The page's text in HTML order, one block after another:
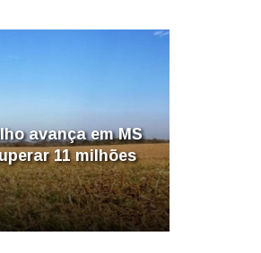
avança em MS
11 milhões